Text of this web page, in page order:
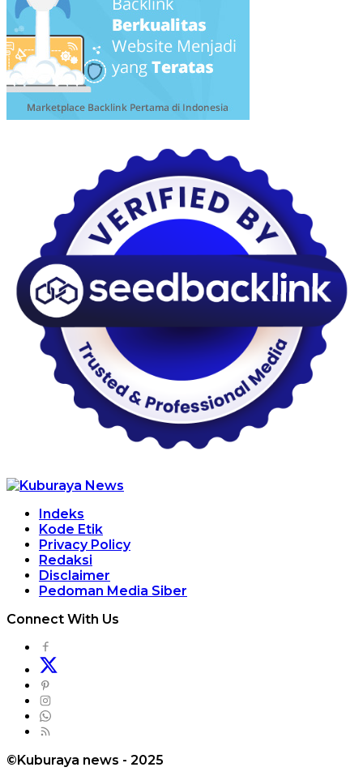
Indeks
Kode Etik
Privacy Policy
Redaksi
Disclaimer
Pedoman Media Siber
Connect With Us
©Kuburaya news - 2025